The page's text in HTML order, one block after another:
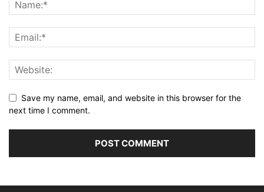
Save my name, email, and website in this browser for the
next time I comment.